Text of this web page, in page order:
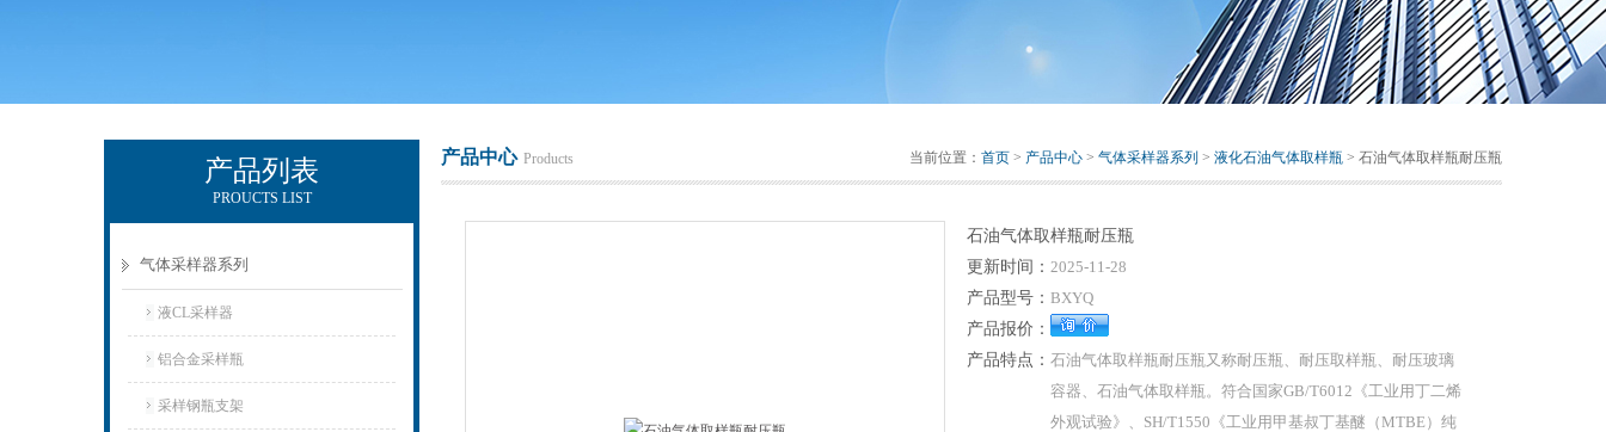
产品列表
PROUCTS LIST
气体采样器系列
液CL采样器
铝合金采样瓶
采样钢瓶支架
产品中心 Products 当前位置： 首页 > 产品中心 > 气体采样器系列 > 液化石油气体取样瓶 > 石油气体取样瓶耐压瓶
石油气体取样瓶耐压瓶
更新时间： 2025-11-28
产品型号： BXYQ
产品报价：
产品特点： 石油气体取样瓶耐压瓶又称耐压瓶、耐压取样瓶、耐压玻璃
容器、石油气体取样瓶。符合国家GB/T6012《工业用丁二烯
外观试验》、SH/T1550《工业用甲基叔丁基醚（MTBE）纯